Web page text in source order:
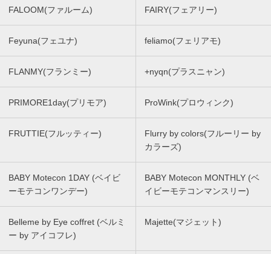
FALOOM(ファルーム) FAIRY(フェアリー)
Feyuna(フェユナ) feliamo(フェリアモ)
FLANMY(フランミー) +nyqn(プラスニャン)
PRIMORE1day(プリモア) ProWink(プロウィンク)
FRUTTIE(フルッティー)
Flurry by colors(フルーリー by
カラーズ)
BABY Motecon 1DAY (ベイビ
ーモテコンワンデー)
BABY Motecon MONTHLY (ベ
イビーモテコンマンスリー)
Belleme by Eye coffret (ベルミ
ー by アイコフレ)
Majette(マジェット)